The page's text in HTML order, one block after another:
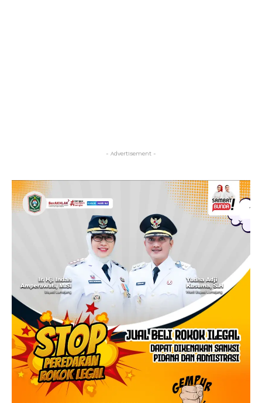
- Advertisement -